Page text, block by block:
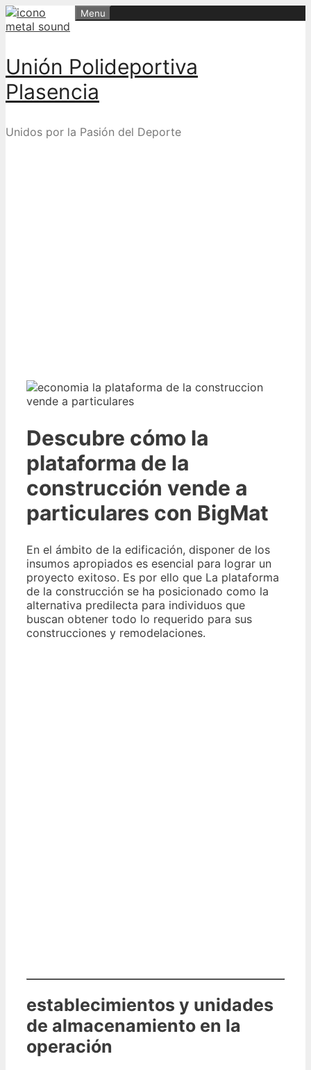
Skip
to
Unión Polideportiva
Plasencia
Unidos por la Pasión del Deporte
Menu
Descubre cómo la
plataforma de la
construcción vende a
particulares con BigMat
En el ámbito de la edificación, disponer de los
insumos apropiados es esencial para lograr un
proyecto exitoso. Es por ello que La plataforma
de la construcción se ha posicionado como la
alternativa predilecta para individuos que
buscan obtener todo lo requerido para sus
construcciones y remodelaciones.
establecimientos y unidades
de almacenamiento en la
operación